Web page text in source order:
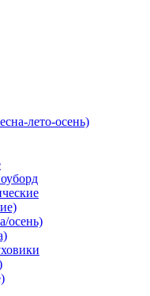
лето-осень)
осень)